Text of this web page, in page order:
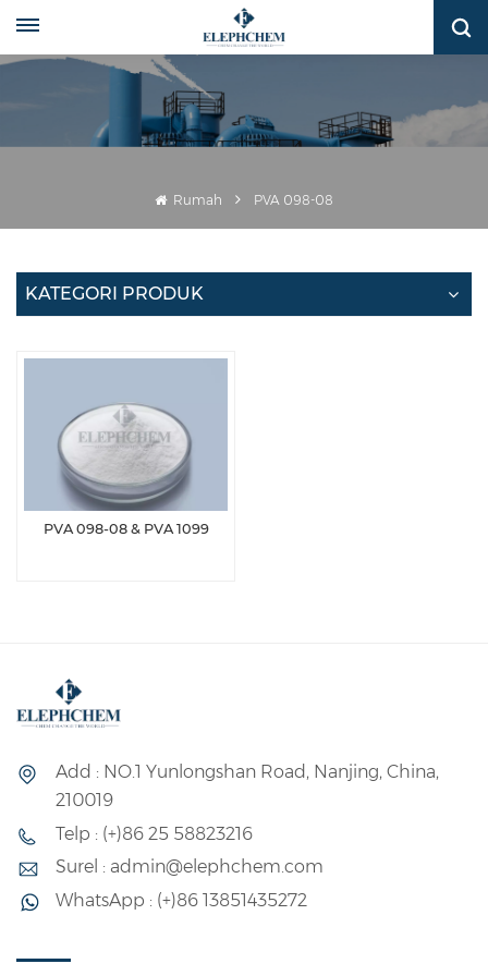
Rumah PVA 098-08
KATEGORI PRODUK
PVA 098-08 & PVA 1099
Add : NO.1 Yunlongshan Road, Nanjing, China,
210019
Telp : (+)86 25 58823216
Surel : admin@elephchem.com
WhatsApp : (+)86 13851435272